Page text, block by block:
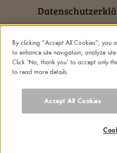
Über die Verwendung
personenbezogenen
By clicking “Accept All Cookies”, you
to enhance site navigation, analyze
Click ‘No, thank you’ to accept only
to read more details.
Accept All Cookies